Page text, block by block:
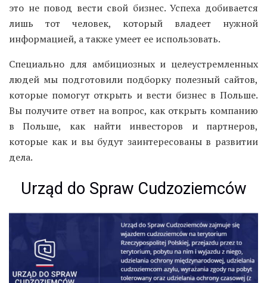
это не повод вести свой бизнес. Успеха добивается
лишь тот человек, который владеет нужной
информацией, а также умеет ее использовать.
Специально для амбициозных и целеустремленных
людей мы подготовили подборку полезный сайтов,
которые помогут открыть и вести бизнес в Польше.
Вы получите ответ на вопрос, как открыть компанию
в Польше, как найти инвесторов и партнеров,
которые как и вы будут заинтересованы в развитии
дела.
Urząd do Spraw Cudzoziemców